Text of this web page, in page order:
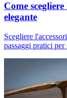
Come
elegante
Scegliere
passaggi pratici